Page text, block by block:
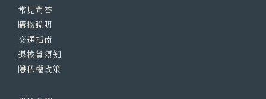
常見問答
購物說明
交通指南
退換貨須知
隱私權政策